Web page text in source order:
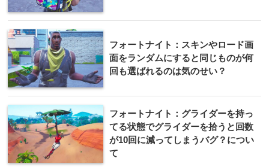
フォートナイト：スキンやロード画
面をランダムにすると同じものが何
回も選ばれるのは気のせい？
フォートナイト：グライダーを持っ
てる状態でグライダーを拾うと回数
が10回に減ってしまうバグ？につい
て